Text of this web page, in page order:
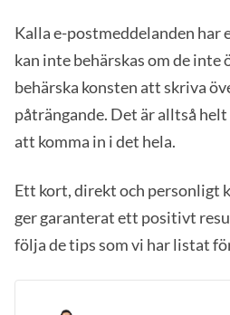
Kalla e-postmeddelanden har
kan inte behärskas om de inte
behärska konsten att skriva
påträngande. Det är alltså
att komma in i det hela.
Ett kort, direkt och personligt
ger garanterat ett positivt
följa de tips som vi har listat